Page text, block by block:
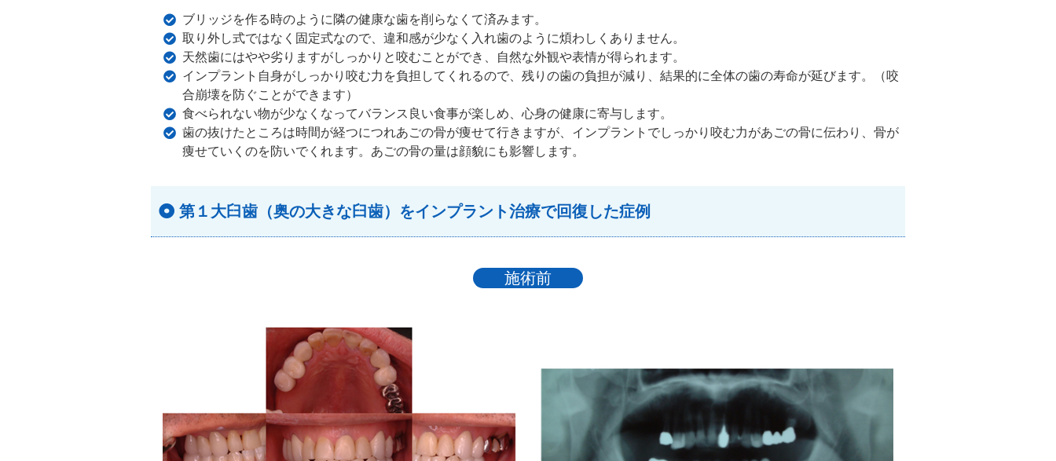
ブリッジを作る時のように隣の健康な歯を削らなくて済みます。
取り外し式ではなく固定式なので、違和感が少なく入れ歯のように煩わしくありません。
天然歯にはやや劣りますがしっかりと咬むことができ、自然な外観や表情が得られます。
インプラント自身がしっかり咬む力を負担してくれるので、残りの歯の負担が減り、結果的に全体の歯の寿命が延びます。（咬
合崩壊を防ぐことができます）
食べられない物が少なくなってバランス良い食事が楽しめ、心身の健康に寄与します。
歯の抜けたところは時間が経つにつれあごの骨が痩せて行きますが、インプラントでしっかり咬む力があごの骨に伝わり、骨が
痩せていくのを防いでくれます。あごの骨の量は顔貌にも影響します。
第１大臼歯（奥の大きな臼歯）をインプラント治療で回復した症例
施術前